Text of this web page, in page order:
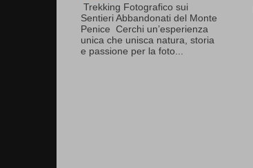
Trekking Fotografico sui
Sentieri Abbandonati del Monte
Penice Cerchi un’esperienza
unica che unisca natura, storia
e passione per la foto...